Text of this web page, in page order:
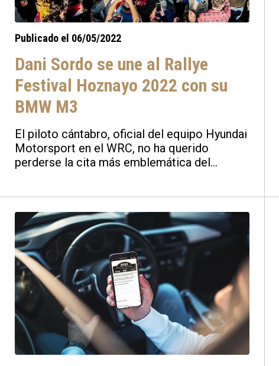
Publicado el 06/05/2022
Dani Sordo se une al Rallye
Festival Hoznayo 2022 con su
BMW M3
El piloto cántabro, oficial del equipo Hyundai
Motorsport en el WRC, no ha querido
perderse la cita más emblemática del